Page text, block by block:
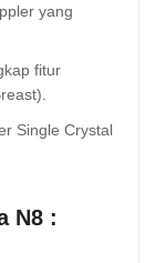
yang
fitur
Single Crystal
N8 :